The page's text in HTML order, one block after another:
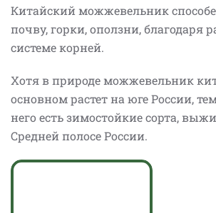
Китайский можжевельник
почву, горки, оползни, благодаря
системе корней.
Хотя в природе можжевельник
основном растет на юге России,
него есть зимостойкие сорта,
Средней полосе России.